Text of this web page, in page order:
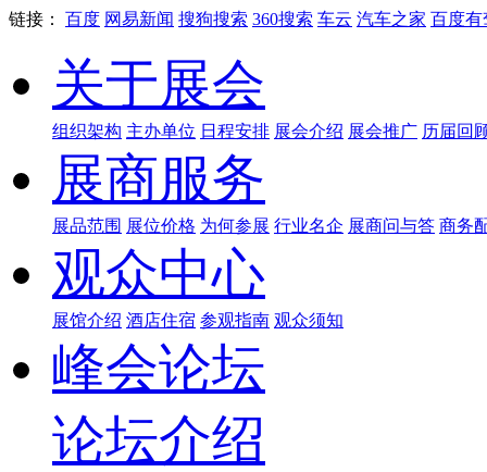
链接： 百度 网易新闻 搜狗搜索 360搜索 车云 汽车之家 百度有
关于展会
组织架构 主办单位 日程安排 展会介绍 展会推广 历届回
展商服务
展品范围 展位价格 为何参展 行业名企 展商问与答 商务
观众中心
展馆介绍 酒店住宿 参观指南 观众须知
峰会论坛
论坛介绍